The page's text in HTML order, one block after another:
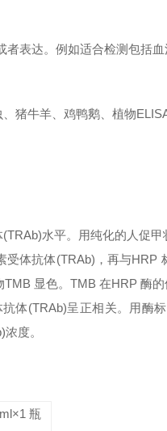
表达。例如适合检测包括血
猪牛羊、鸡鸭鹅、植物
水平。用纯化的人促
体抗体(TRAb)，再与HRP
显色。TMB 在HRP 酶
体(TRAb)呈正相关。用酶
度。
瓶